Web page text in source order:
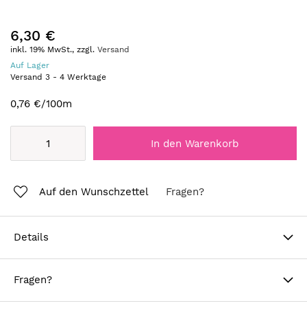
6,30 €
inkl. 19% MwSt., zzgl. Versand
Auf Lager
Versand 3 - 4 Werktage
0,76 €/100m
In den Warenkorb
Auf den Wunschzettel Fragen?
Details
Fragen?